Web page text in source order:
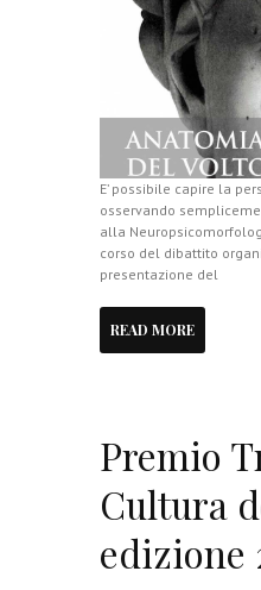
E’ possibile capire la
osservando
alla
corso del dibattito
presentazione del
READ MORE
Premio
Cultura
edizione